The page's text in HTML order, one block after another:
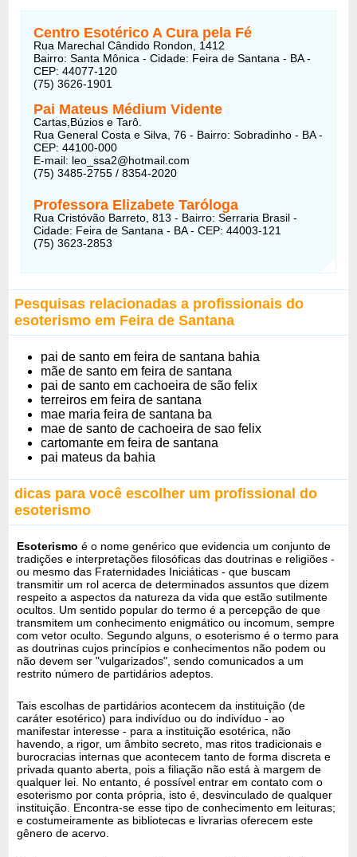
Centro Esotérico A Cura pela Fé
Rua Marechal Cândido Rondon, 1412
Bairro: Santa Mônica - Cidade: Feira de Santana - BA -
CEP: 44077-120
(75) 3626-1901
Pai Mateus Médium Vidente
Cartas,Búzios e Tarô.
Rua General Costa e Silva, 76 - Bairro: Sobradinho - BA -
CEP: 44100-000
E-mail: leo_ssa2@hotmail.com
(75) 3485-2755 / 8354-2020
Professora Elizabete Taróloga
Rua Cristóvão Barreto, 813 - Bairro: Serraria Brasil -
Cidade: Feira de Santana - BA - CEP: 44003-121
(75) 3623-2853
Pesquisas relacionadas a profissionais do
esoterismo em Feira de Santana
pai de santo em feira de santana bahia
mãe de santo em feira de santana
pai de santo em cachoeira de são felix
terreiros em feira de santana
mae maria feira de santana ba
mae de santo de cachoeira de sao felix
cartomante em feira de santana
pai mateus da bahia
dicas para você escolher um profissional do
esoterismo
Esoterismo é o nome genérico que evidencia um conjunto de
tradições e interpretações filosóficas das doutrinas e religiões -
ou mesmo das Fraternidades Iniciáticas - que buscam
transmitir um rol acerca de determinados assuntos que dizem
respeito a aspectos da natureza da vida que estão sutilmente
ocultos. Um sentido popular do termo é a percepção de que
transmitem um conhecimento enigmático ou incomum, sempre
com vetor oculto. Segundo alguns, o esoterismo é o termo para
as doutrinas cujos princípios e conhecimentos não podem ou
não devem ser "vulgarizados", sendo comunicados a um
restrito número de partidários adeptos.
Tais escolhas de partidários acontecem da instituição (de
caráter esotérico) para indivíduo ou do indivíduo - ao
manifestar interesse - para a instituição esotérica, não
havendo, a rigor, um âmbito secreto, mas ritos tradicionais e
burocracias internas que acontecem tanto de forma discreta e
privada quanto aberta, pois a filiação não está à margem de
qualquer lei. No entanto, é possível entrar em contato com o
esoterismo por conta própria, isto é, desvinculado de qualquer
instituição. Encontra-se esse tipo de conhecimento em leituras;
e costumeiramente as bibliotecas e livrarias oferecem este
gênero de acervo.